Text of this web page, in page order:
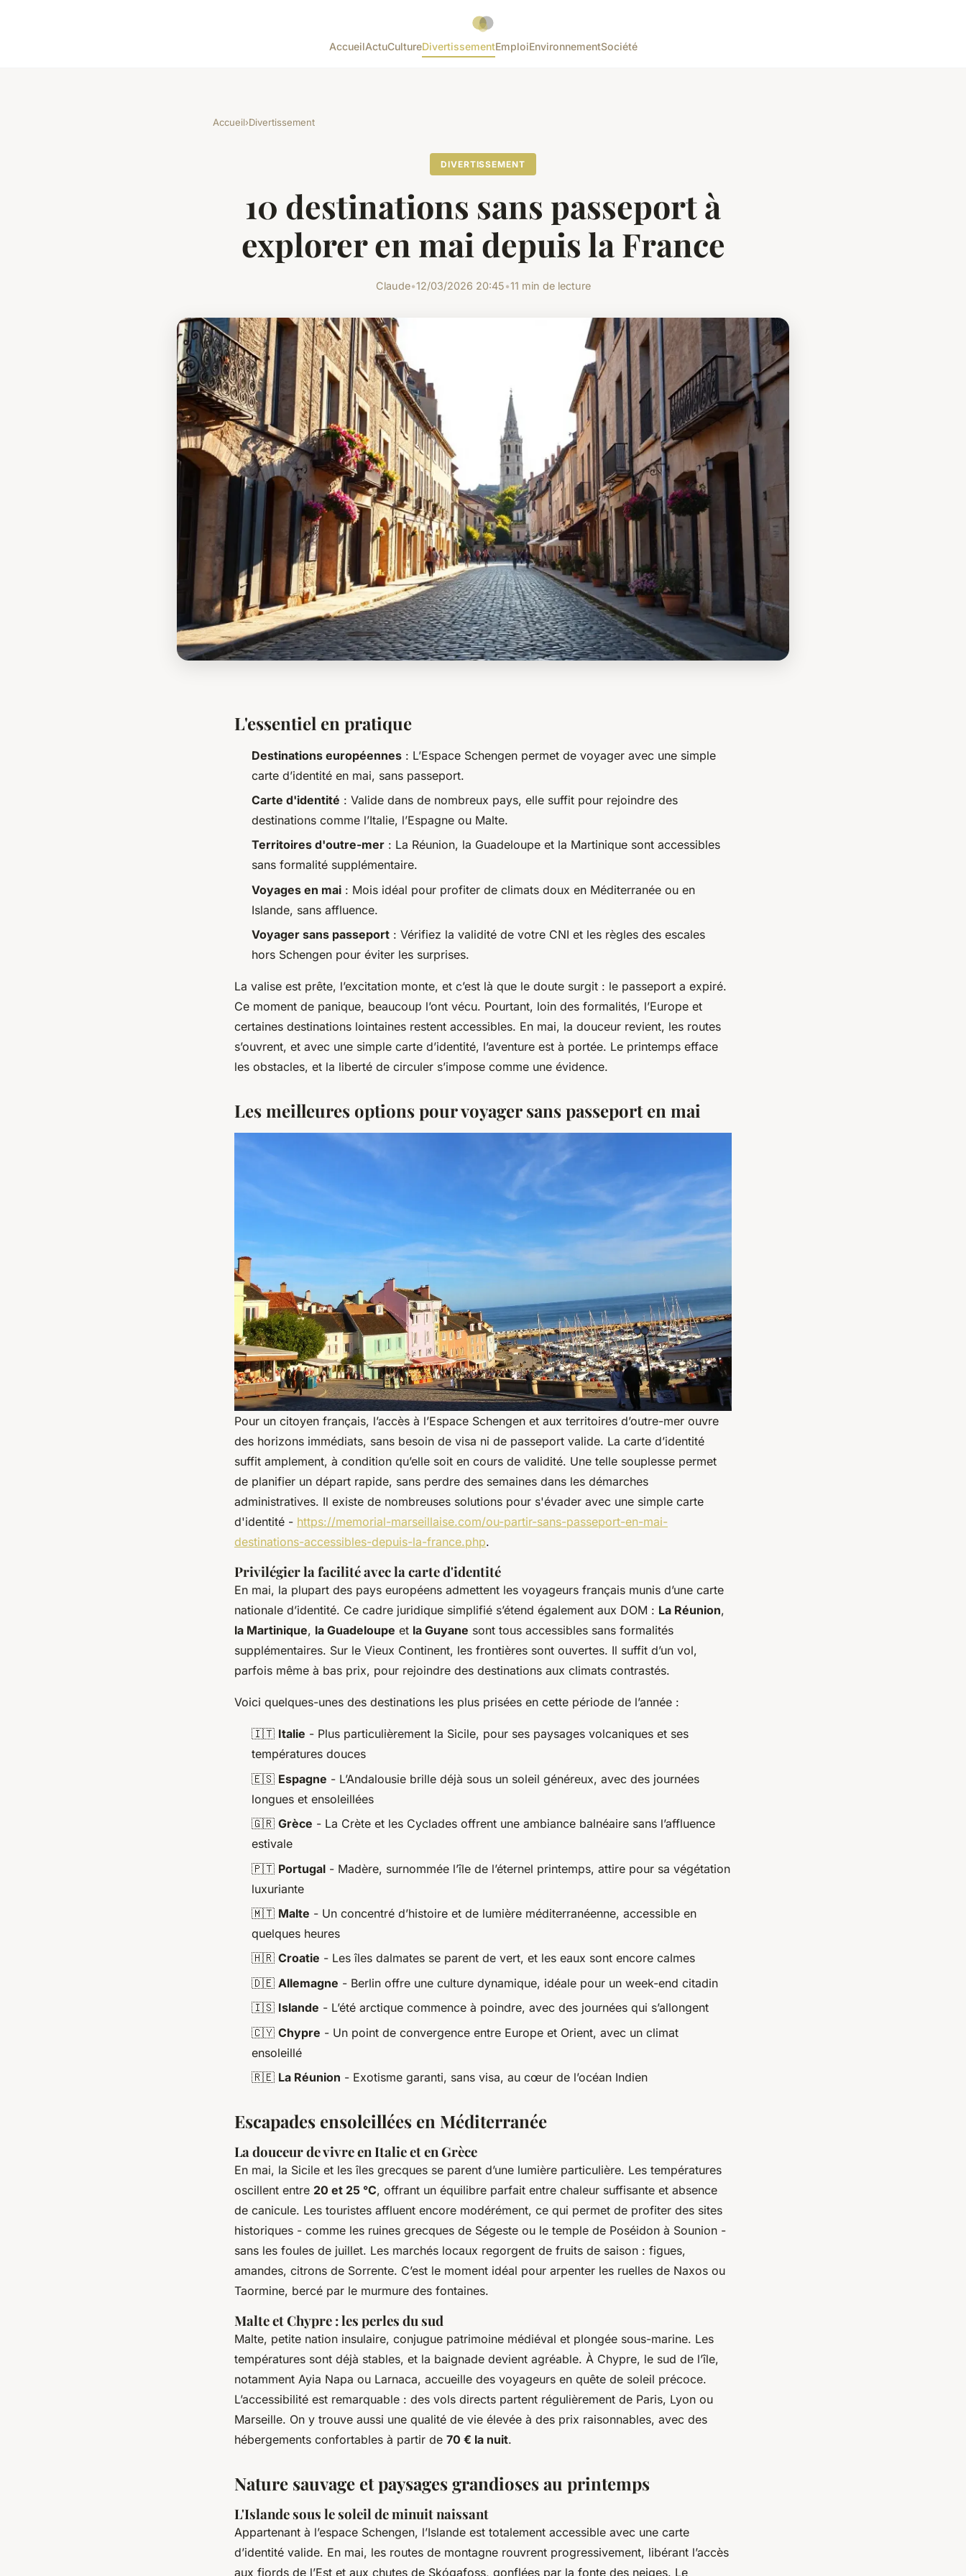
AccueilActuCultureDivertissementEmploiEnvironnementSociété
Accueil›Divertissement
DIVERTISSEMENT
10 destinations sans passeport à
explorer en mai depuis la France
Claude•12/03/2026 20:45•11 min de lecture
L'essentiel en pratique
Destinations européennes : L’Espace Schengen permet de voyager avec une simple
carte d’identité en mai, sans passeport.
Carte d'identité : Valide dans de nombreux pays, elle suffit pour rejoindre des
destinations comme l’Italie, l’Espagne ou Malte.
Territoires d'outre-mer : La Réunion, la Guadeloupe et la Martinique sont accessibles
sans formalité supplémentaire.
Voyages en mai : Mois idéal pour profiter de climats doux en Méditerranée ou en
Islande, sans affluence.
Voyager sans passeport : Vérifiez la validité de votre CNI et les règles des escales
hors Schengen pour éviter les surprises.
La valise est prête, l’excitation monte, et c’est là que le doute surgit : le passeport a expiré.
Ce moment de panique, beaucoup l’ont vécu. Pourtant, loin des formalités, l’Europe et
certaines destinations lointaines restent accessibles. En mai, la douceur revient, les routes
s’ouvrent, et avec une simple carte d’identité, l’aventure est à portée. Le printemps efface
les obstacles, et la liberté de circuler s’impose comme une évidence.
Les meilleures options pour voyager sans passeport en mai
Pour un citoyen français, l’accès à l’Espace Schengen et aux territoires d’outre-mer ouvre
des horizons immédiats, sans besoin de visa ni de passeport valide. La carte d’identité
suffit amplement, à condition qu’elle soit en cours de validité. Une telle souplesse permet
de planifier un départ rapide, sans perdre des semaines dans les démarches
administratives. Il existe de nombreuses solutions pour s'évader avec une simple carte
d'identité - https://memorial-marseillaise.com/ou-partir-sans-passeport-en-mai-
destinations-accessibles-depuis-la-france.php.
Privilégier la facilité avec la carte d'identité
En mai, la plupart des pays européens admettent les voyageurs français munis d’une carte
nationale d’identité. Ce cadre juridique simplifié s’étend également aux DOM : La Réunion,
la Martinique, la Guadeloupe et la Guyane sont tous accessibles sans formalités
supplémentaires. Sur le Vieux Continent, les frontières sont ouvertes. Il suffit d’un vol,
parfois même à bas prix, pour rejoindre des destinations aux climats contrastés.
Voici quelques-unes des destinations les plus prisées en cette période de l’année :
🇮🇹 Italie - Plus particulièrement la Sicile, pour ses paysages volcaniques et ses
températures douces
🇪🇸 Espagne - L’Andalousie brille déjà sous un soleil généreux, avec des journées
longues et ensoleillées
🇬🇷 Grèce - La Crète et les Cyclades offrent une ambiance balnéaire sans l’affluence
estivale
🇵🇹 Portugal - Madère, surnommée l’île de l’éternel printemps, attire pour sa végétation
luxuriante
🇲🇹 Malte - Un concentré d’histoire et de lumière méditerranéenne, accessible en
quelques heures
🇭🇷 Croatie - Les îles dalmates se parent de vert, et les eaux sont encore calmes
🇩🇪 Allemagne - Berlin offre une culture dynamique, idéale pour un week-end citadin
🇮🇸 Islande - L’été arctique commence à poindre, avec des journées qui s’allongent
🇨🇾 Chypre - Un point de convergence entre Europe et Orient, avec un climat
ensoleillé
🇷🇪 La Réunion - Exotisme garanti, sans visa, au cœur de l’océan Indien
Escapades ensoleillées en Méditerranée
La douceur de vivre en Italie et en Grèce
En mai, la Sicile et les îles grecques se parent d’une lumière particulière. Les températures
oscillent entre 20 et 25 °C, offrant un équilibre parfait entre chaleur suffisante et absence
de canicule. Les touristes affluent encore modérément, ce qui permet de profiter des sites
historiques - comme les ruines grecques de Ségeste ou le temple de Poséidon à Sounion -
sans les foules de juillet. Les marchés locaux regorgent de fruits de saison : figues,
amandes, citrons de Sorrente. C’est le moment idéal pour arpenter les ruelles de Naxos ou
Taormine, bercé par le murmure des fontaines.
Malte et Chypre : les perles du sud
Malte, petite nation insulaire, conjugue patrimoine médiéval et plongée sous-marine. Les
températures sont déjà stables, et la baignade devient agréable. À Chypre, le sud de l’île,
notamment Ayia Napa ou Larnaca, accueille des voyageurs en quête de soleil précoce.
L’accessibilité est remarquable : des vols directs partent régulièrement de Paris, Lyon ou
Marseille. On y trouve aussi une qualité de vie élevée à des prix raisonnables, avec des
hébergements confortables à partir de 70 € la nuit.
Nature sauvage et paysages grandioses au printemps
L'Islande sous le soleil de minuit naissant
Appartenant à l’espace Schengen, l’Islande est totalement accessible avec une carte
d’identité valide. En mai, les routes de montagne rouvrent progressivement, libérant l’accès
aux fjords de l’Est et aux chutes de Skógafoss, gonflées par la fonte des neiges. Le